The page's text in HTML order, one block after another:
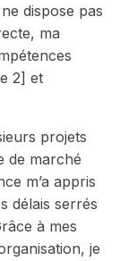
dispose pas
ma
2] et
projets
de marché
m’a appris
délais serrés
à mes
je